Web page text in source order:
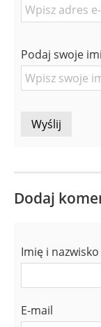
E-
znajomej
Osoby
Podaj swoje
Dodaj
Imię i nazwisko
E-mail